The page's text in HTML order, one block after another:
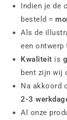
Indien je de
besteld =
Als de
een ontwerp
Kwaliteit is
bent zijn wij
Na akkoord
2-3
Al onze